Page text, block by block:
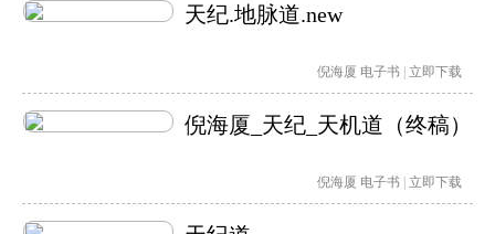
天纪.地脉道.new
倪海厦 电子书 | 立即下载
倪海厦_天纪_天机道（终稿）
倪海厦 电子书 | 立即下载